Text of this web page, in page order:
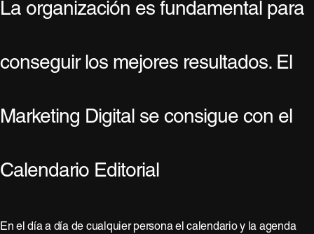
La organización es fundamental para
conseguir los mejores resultados. El
Marketing Digital se consigue con el
Calendario Editorial
En el día a día de cualquier persona el calendario y la agenda